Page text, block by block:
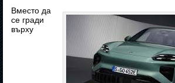
Вместо да
се гради
върху